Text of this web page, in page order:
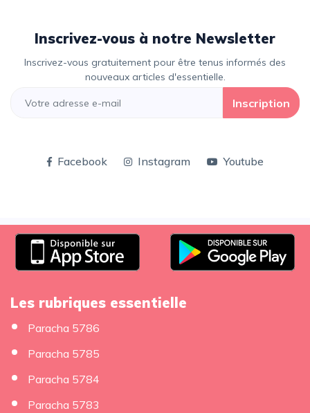
Inscrivez-vous à notre Newsletter
Inscrivez-vous gratuitement pour être tenus informés des
nouveaux articles d'essentielle.
Inscription
Facebook Instagram Youtube
Les rubriques essentielle
Paracha 5786
Paracha 5785
Paracha 5784
Paracha 5783